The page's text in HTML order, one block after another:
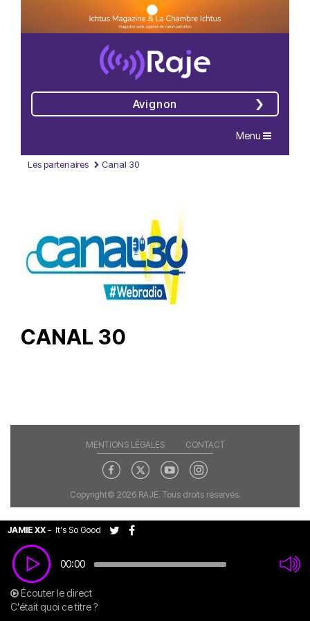
Avignon
Navigation
Menu
Les partenaires Canal 30
CANAL 30
00:00
JAMIE XX - It's So Good
Écouter le direct
C'était quoi ce titre ?
MENTIONS LÉGALES CONTACT
Copyright© 2026 RAJE. Tous droits réservés.